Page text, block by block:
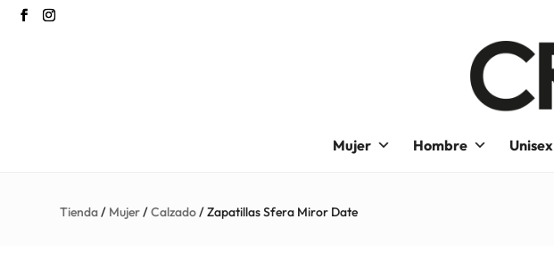
Mujer Hombre Unisex
Tienda/ Mujer/Calzado/ Zapatillas Sfera Miror Date